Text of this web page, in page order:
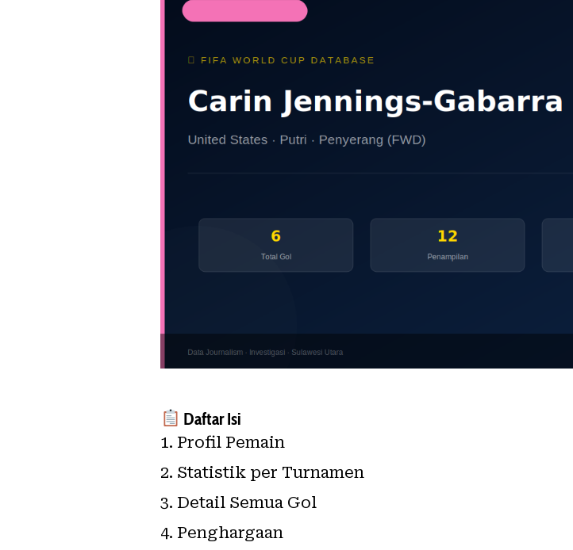
Daftar Isi
Profil Pemain
Statistik per Turnamen
Detail Semua Gol
Penghargaan